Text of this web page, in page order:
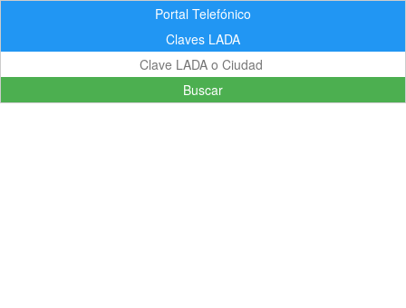
Portal Telefónico
Claves LADA
Buscar